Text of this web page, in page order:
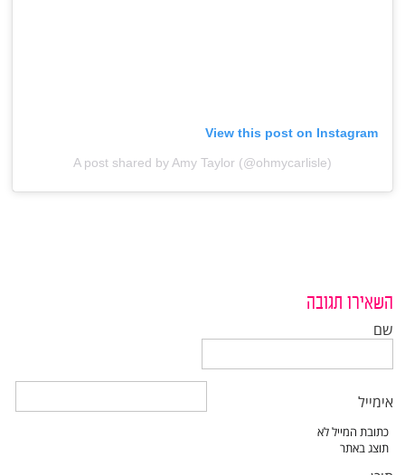
View this post on Instagram
A post shared by Amy Taylor (@ohmycarlisle)
השאירו תגובה
שם
אימייל